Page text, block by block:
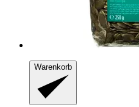
Warenkorb